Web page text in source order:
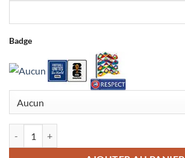
Badge